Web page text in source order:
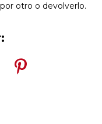
otro o devolverlo.